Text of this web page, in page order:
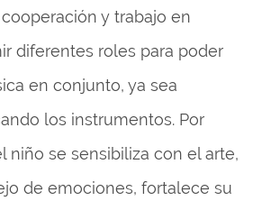
y trabajo en
diferentes roles para poder
en conjunto, ya sea
los instrumentos. Por
niño se sensibiliza con el arte,
de emociones, fortalece su